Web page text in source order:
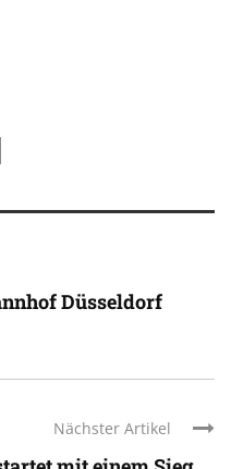
Düsseldorf
Nächster Artikel